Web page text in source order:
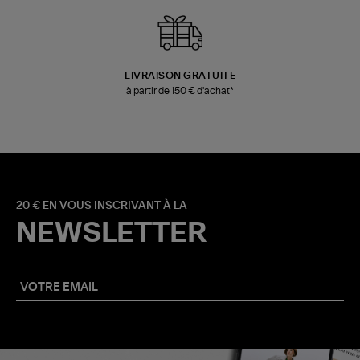
LIVRAISON GRATUITE
à partir de 150 € d'achat*
20 € EN VOUS INSCRIVANT À LA
NEWSLETTER